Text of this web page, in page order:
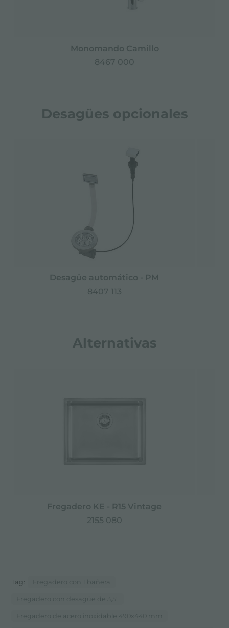
Monomando Camillo
8467 000
Desagües opcionales
Desagüe automático - PM
8407 113
Alternativas
Fregadero KE - R15 Vintage
2155 080
Tag: Fregadero con 1 bañera
Fregadero con desagüe de 3,5"
Fregadero de acero inoxidable 490x440 mm